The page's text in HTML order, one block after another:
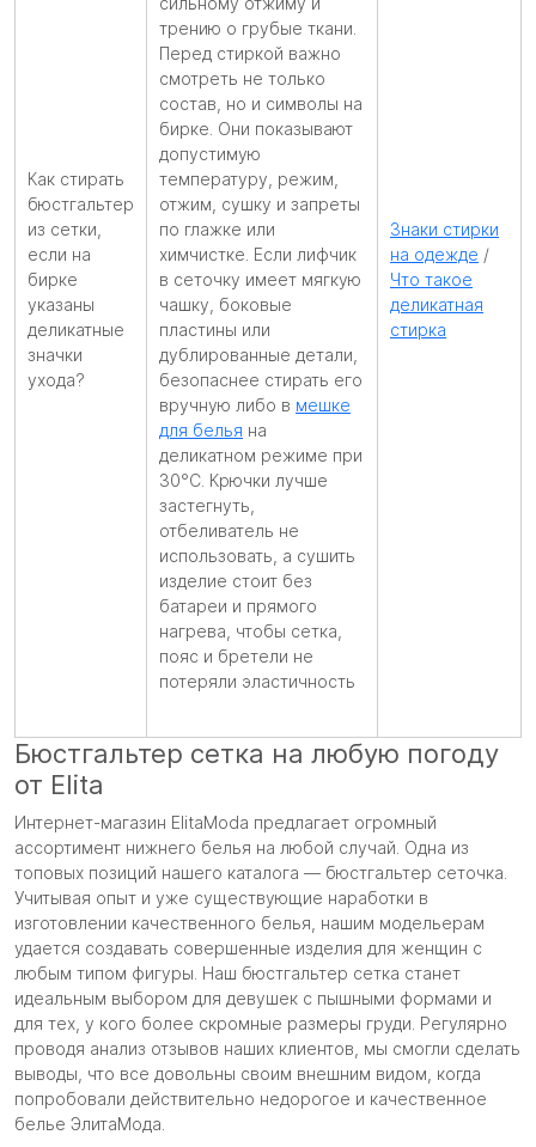
Как стирать
бюстгальтер
из сетки,
если на
бирке
указаны
деликатные
значки
ухода?
трению о грубые ткани.
Перед стиркой важно
смотреть не только
состав, но и символы на
бирке. Они показывают
допустимую
температуру, режим,
отжим, сушку и запреты
по глажке или
химчистке. Если лифчик
в сеточку имеет мягкую
чашку, боковые
пластины или
дублированные детали,
безопаснее стирать его
вручную либо в мешке
для белья на
деликатном режиме при
30°C. Крючки лучше
застегнуть,
отбеливатель не
использовать, а сушить
изделие стоит без
батареи и прямого
нагрева, чтобы сетка,
пояс и бретели не
потеряли эластичность
Знаки стирки
на одежде /
Что такое
деликатная
стирка
Бюстгальтер сетка на любую погоду
от Elita
Интернет-магазин ElitaModa предлагает огромный
ассортимент нижнего белья на любой случай. Одна из
топовых позиций нашего каталога — бюстгальтер сеточка.
Учитывая опыт и уже существующие наработки в
изготовлении качественного белья, нашим модельерам
удается создавать совершенные изделия для женщин с
любым типом фигуры. Наш бюстгальтер сетка станет
идеальным выбором для девушек с пышными формами и
для тех, у кого более скромные размеры груди. Регулярно
проводя анализ отзывов наших клиентов, мы смогли сделать
выводы, что все довольны своим внешним видом, когда
попробовали действительно недорогое и качественное
белье ЭлитаМода.